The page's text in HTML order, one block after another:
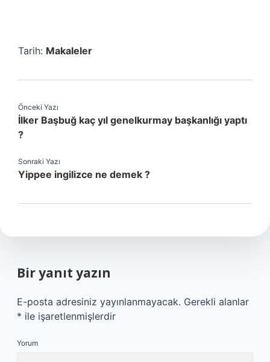
Tarih: Makaleler
Önceki Yazı
İlker Başbuğ kaç yıl genelkurmay başkanlığı yaptı
?
Sonraki Yazı
Yippee ingilizce ne demek ?
Bir yanıt yazın
E-posta adresiniz yayınlanmayacak. Gerekli alanlar
* ile işaretlenmişlerdir
Yorum